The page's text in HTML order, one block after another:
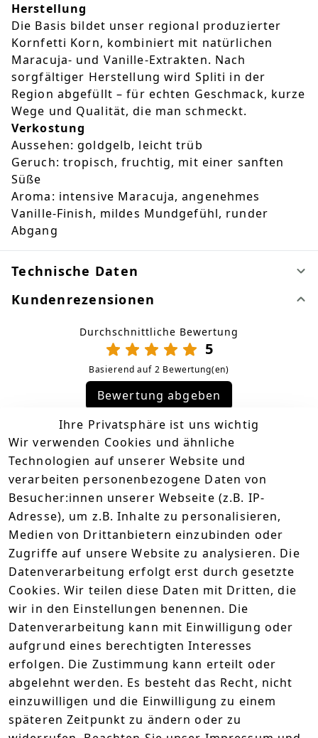
Herstellung
Die Basis bildet unser regional produzierter
Kornfetti Korn, kombiniert mit natürlichen
Maracuja- und Vanille-Extrakten. Nach
sorgfältiger Herstellung wird Spliti in der
Region abgefüllt – für echten Geschmack, kurze
Wege und Qualität, die man schmeckt.
Verkostung
Aussehen: goldgelb, leicht trüb
Geruch: tropisch, fruchtig, mit einer sanften
Süße
Aroma: intensive Maracuja, angenehmes
Vanille-Finish, mildes Mundgefühl, runder
Abgang
Technische Daten
Kundenrezensionen
Durchschnittliche Bewertung
5
Basierend auf 2 Bewertung(en)
Bewertung abgeben
5
( 2 )
4
( 0 )
3
( 0 )
2
( 0 )
1
( 0 )
Karin
Die Box war viel zu schnell leer!
2.10.2025
Mit meinen Mädels probiert und die waren sofort
angefixt. Wir waren alle der selben Meinung:
Einfach ein Maracuja-Split in flüssig mit Wumms!
Konrad
Nice Mischung
2.10.2025
Ihre Privatsphäre ist uns wichtig
Wir verwenden Cookies und ähnliche
Technologien auf unserer Website und
verarbeiten personenbezogene Daten von
Besucher:innen unserer Webseite (z.B. IP-
Adresse), um z.B. Inhalte zu personalisieren,
Medien von Drittanbietern einzubinden oder
Zugriffe auf unsere Website zu analysieren. Die
Datenverarbeitung erfolgt erst durch gesetzte
Cookies. Wir teilen diese Daten mit Dritten, die
wir in den Einstellungen benennen. Die
Datenverarbeitung kann mit Einwilligung oder
aufgrund eines berechtigten Interesses
erfolgen. Die Zustimmung kann erteilt oder
abgelehnt werden. Es besteht das Recht, nicht
einzuwilligen und die Einwilligung zu einem
späteren Zeitpunkt zu ändern oder zu